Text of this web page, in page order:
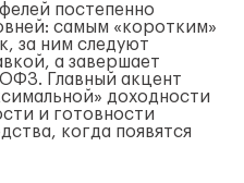
постепенно
самым «коротким»
за ним следуют
а завершает
Главный акцент
доходности
и готовности
когда появятся